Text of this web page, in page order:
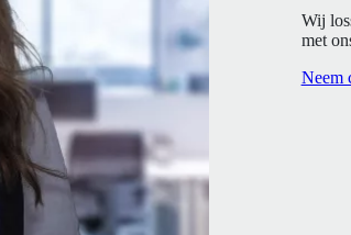
Wij
met
Neem